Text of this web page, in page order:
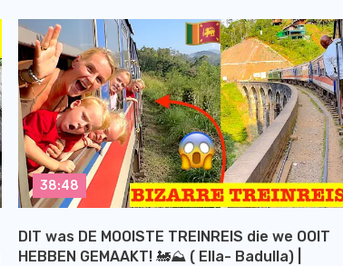
DIT was DE MOOISTE TREINREIS die we OOIT
HEBBEN GEMAAKT! 🚂⛰️ ( Ella- Badulla) |
38:48